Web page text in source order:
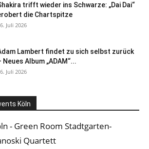
trifft wieder ins Schwarze: „Dai Dai“
die Chartspitze
Juli 2026
Lambert findet zu sich selbst zurück
Neues Album „ADAM“...
Juli 2026
Köln
- Green Room Stadtgarten-
Quartett